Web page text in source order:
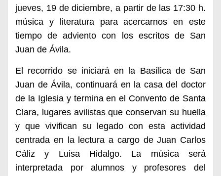
jueves, 19 de diciembre, a partir de las 17:30 h.
música y literatura para acercarnos en este
tiempo de adviento con los escritos de San
Juan de Ávila.
El recorrido se iniciará en la Basílica de San
Juan de Ávila, continuará en la casa del doctor
de la Iglesia y termina en el Convento de Santa
Clara, lugares avilistas que conservan su huella
y que vivifican su legado con esta actividad
centrada en la lectura a cargo deJuan Carlos
Cáliz y Luisa Hidalgo. La música será
interpretada por alumnos y profesores del